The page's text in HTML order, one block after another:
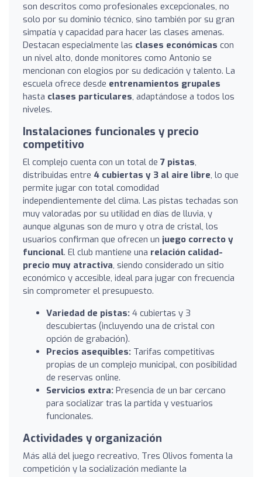
son descritos como profesionales excepcionales, no
solo por su dominio técnico, sino también por su gran
simpatía y capacidad para hacer las clases amenas.
Destacan especialmente las clases económicas con
un nivel alto, donde monitores como Antonio se
mencionan con elogios por su dedicación y talento. La
escuela ofrece desde entrenamientos grupales
hasta clases particulares, adaptándose a todos los
niveles.
Instalaciones funcionales y precio
competitivo
El complejo cuenta con un total de 7 pistas,
distribuidas entre 4 cubiertas y 3 al aire libre, lo que
permite jugar con total comodidad
independientemente del clima. Las pistas techadas son
muy valoradas por su utilidad en días de lluvia, y
aunque algunas son de muro y otra de cristal, los
usuarios confirman que ofrecen un juego correcto y
funcional. El club mantiene una relación calidad-
precio muy atractiva, siendo considerado un sitio
económico y accesible, ideal para jugar con frecuencia
sin comprometer el presupuesto.
Variedad de pistas: 4 cubiertas y 3
descubiertas (incluyendo una de cristal con
opción de grabación).
Precios asequibles: Tarifas competitivas
propias de un complejo municipal, con posibilidad
de reservas online.
Servicios extra: Presencia de un bar cercano
para socializar tras la partida y vestuarios
funcionales.
Actividades y organización
Más allá del juego recreativo, Tres Olivos fomenta la
competición y la socialización mediante la